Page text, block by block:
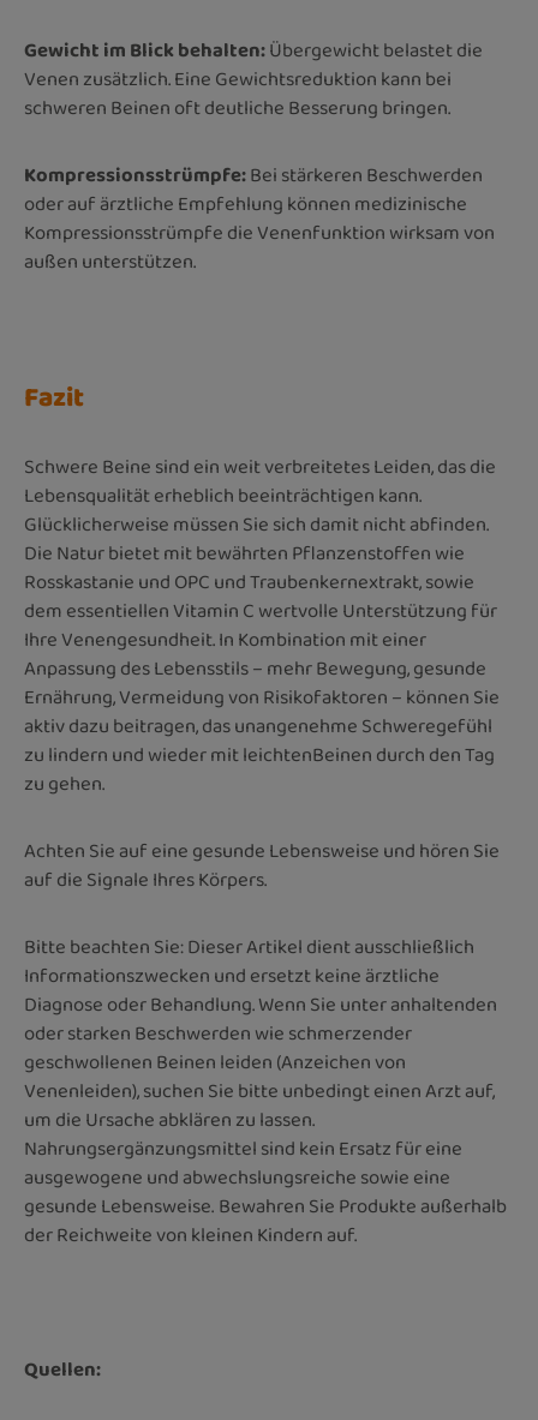
Gewicht im Blick behalten:Übergewicht belastet die
Venen zusätzlich. Eine Gewichtsreduktion kann bei
schweren Beinen oft deutliche Besserung bringen.
Kompressionsstrümpfe:Bei stärkeren Beschwerden
oder auf ärztliche Empfehlung können medizinische
Kompressionsstrümpfe die Venenfunktion wirksam von
außen unterstützen.
Fazit
Schwere Beine sind ein weit verbreitetes Leiden, das die
Lebensqualität erheblich beeinträchtigen kann.
Glücklicherweise müssen Sie sich damit nicht abfinden.
Die Natur bietet mit bewährten Pflanzenstoffen wie
Rosskastanie und OPC und Traubenkernextrakt, sowie
dem essentiellenVitamin C wertvolle Unterstützung für
Ihre Venengesundheit. In Kombination mit einer
Anpassung des Lebensstils – mehr Bewegung, gesunde
Ernährung, Vermeidung von Risikofaktoren – können Sie
aktiv dazu beitragen, das unangenehme Schweregefühl
zu lindern und wieder mit leichtenBeinen durch den Tag
zu gehen.
Achten Sie auf eine gesunde Lebensweise und hören Sie
auf die Signale Ihres Körpers.
Bitte beachten Sie: Dieser Artikel dient ausschließlich
Informationszwecken und ersetzt keine ärztliche
Diagnose oder Behandlung. Wenn Sie unter anhaltenden
oder starken Beschwerden wie schmerzender
geschwollenen Beinen leiden (Anzeichen von
Venenleiden), suchen Sie bitte unbedingt einen Arzt auf,
um die Ursache abklären zu lassen.
Nahrungsergänzungsmittel sind kein Ersatz für eine
ausgewogene und abwechslungsreiche sowie eine
gesunde Lebensweise.Bewahren Sie Produkte außerhalb
der Reichweite von kleinen Kindern auf.
Quellen: